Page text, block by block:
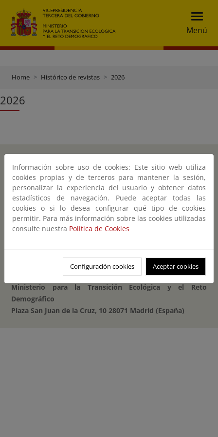
Menú
Home Histórico de revistas 2026
2026
Información sobre uso de cookies: Este sitio web utiliza
cookies propias y de terceros para mantener la sesión,
personalizar la experiencia del usuario y obtener datos
estadísticos de navegación. Puede aceptar todas las
cookies o si lo desea configurar qué tipo de cookies
permitir. Para más información sobre las cookies utilizadas
consulte nuestra Política de Cookies
Configuración cookies Aceptar cookies
Inicio
Accesibilidad
Política de cookies
Publicaciones de MITECO
Ministerio para la Transición Ecológica y el Reto
Demográfico
Plaza San Juan de la Cruz, 10 28071 Madrid (España)